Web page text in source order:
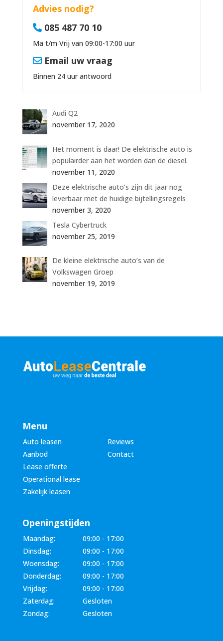
Advies nodig?
085 487 70 10
Ma t/m Vrij van 09:00-17:00 uur
Email uw vraag
Binnen 24 uur antwoord
Audi Q2
november 17, 2020
Het moment is daar! De elektrische auto is
populairder aan het worden dan de diesel.
november 11, 2020
Deze elektrische auto’s zijn dit jaar nog
leverbaar met de huidige bijtellingsregels
november 3, 2020
Tesla Cybertruck
november 25, 2019
De kleine elektrische auto’s van de
Volkswagen Groep
november 19, 2019
Menu
Auto leasen
Reviews
Aanbod
Contact
Lease offerte
Operational lease
Zakelijk leasen
Openingstijden
Maandag:
09:00 - 17:00
Dinsdag:
09:00 - 17:00
Woensdag:
09:00 - 17:00
Donderdag:
09:00 - 17:00
Vrijdag:
09:00 - 17:00
Zaterdag:
Gesloten
Zondag:
Gesloten